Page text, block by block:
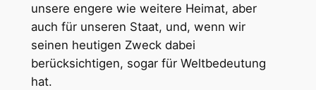
unsere engere wie weitere Heimat, aber
auch für unseren Staat, und, wenn wir
seinen heutigen Zweck dabei
berücksichtigen, sogar für Weltbedeutung
hat.